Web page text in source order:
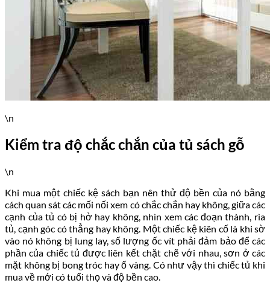
\n
Kiểm tra độ chắc chắn của tủ sách gỗ
\n
Khi mua một chiếc kệ sách bạn nên thử độ bền của nó bằng
cách quan sát các mối nối xem có chắc chắn hay không, giữa các
cạnh của tủ có bị hở hay không, nhìn xem các đoạn thành, rìa
tủ, cạnh góc có thẳng hay không. Một chiếc kệ kiên cố là khi sờ
vào nó không bị lung lay, số lượng ốc vít phải đảm bảo để các
phần của chiếc tủ được liên kết chặt chẽ với nhau, sơn ở các
mặt không bị bong tróc hay ố vàng. Có như vậy thì chiếc tủ khi
mua về mới có tuổi thọ và độ bền cao.